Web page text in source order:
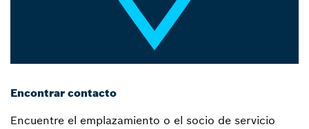
Encontrar contacto
Encuentre el emplazamiento o el socio de servicio